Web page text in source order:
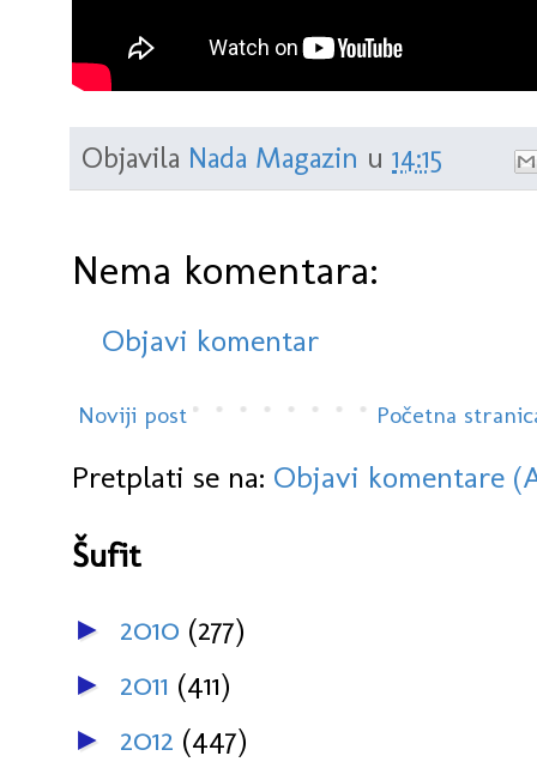
Objavila Nada Magazin u 14:15
Nema komentara:
Objavi komentar
Noviji post Početna
Pretplati se na: Objavi komentare
Šufit
► 2010 (277)
► 2011 (411)
► 2012 (447)